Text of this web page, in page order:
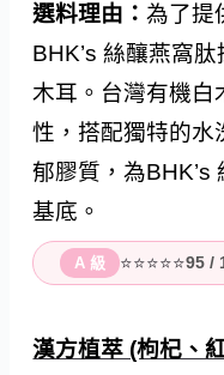
選料理由：為了提
BHK’s 絲釀燕窩
木耳。台灣有機白
性，搭配獨特的水
郁膠質，為BHK’s
基底。
A 級 ⭐⭐⭐⭐⭐95 /
漢方植萃 (枸杞、